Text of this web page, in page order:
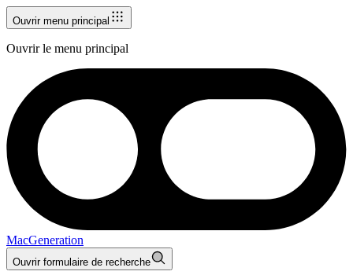
Ouvrir menu principal
Ouvrir le menu principal
MacGeneration
Ouvrir formulaire de recherche